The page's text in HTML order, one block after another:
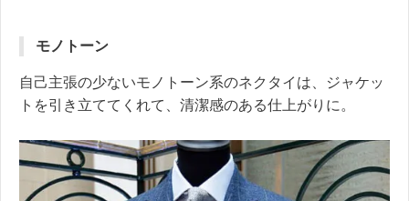
モノトーン
自己主張の少ないモノトーン系のネクタイは、ジャケッ
トを引き立ててくれて、清潔感のある仕上がりに。